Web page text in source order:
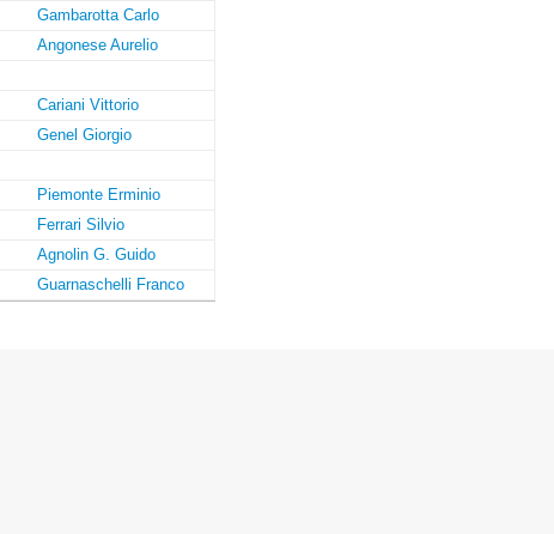
Gambarotta Carlo
Angonese Aurelio
Cariani Vittorio
Genel Giorgio
Piemonte Erminio
Ferrari Silvio
Agnolin G. Guido
Guarnaschelli Franco